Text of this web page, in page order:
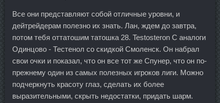
Все они представляют собой отличные уровни, и
дейтрейдерам полезно их знать. Лан, ждем до завтра,
потом тебя оттатошим татошка 28. Testosteron C аналоги
Одинцово - Тестенол со скидкой Смоленск. Он набрал
свои очки и показал, что он все тот же Спунер, что он по-
прежнему один из самых полезных игроков лиги. Можно
подчеркнуть красоту глаз, сделать их более
выразительными, скрыть недостатки, придать шарм.